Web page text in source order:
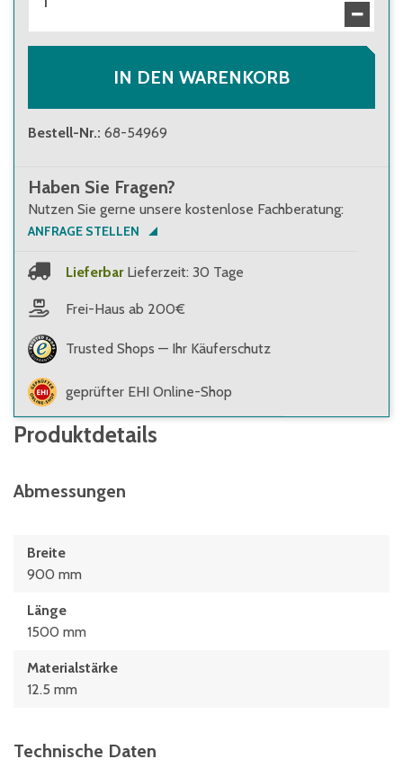
IN DEN WARENKORB
Bestell-Nr.: 68-54969
Haben Sie Fragen?
Nutzen Sie gerne unsere kostenlose Fachberatung:
ANFRAGE STELLEN
Lieferbar Lieferzeit: 30 Tage
Frei-Haus ab 200€
Trusted Shops — Ihr Käuferschutz
geprüfter EHI Online-Shop
Produktdetails
Abmessungen
Breite
900 mm
Länge
1500 mm
Materialstärke
12.5 mm
Technische Daten